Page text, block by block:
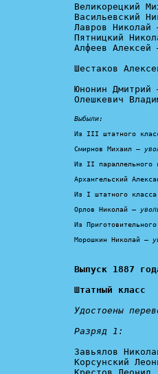
Великорецкий
Васильевский
Лавров Николай
Пятницкий
Алфеев Алексей
Шестаков
Юнонин Дмитрий
Олешкевич
Выбыли:
Из III штатного
Смирнов Михаил —
Из II параллельного
Архангельский
Из I штатного класса
Орлов Николай —
Из
Морошкин Николай —
Выпуск 1887
Штатный класс
Удостоены
Разряд 1:
Завьялов
Корсунский